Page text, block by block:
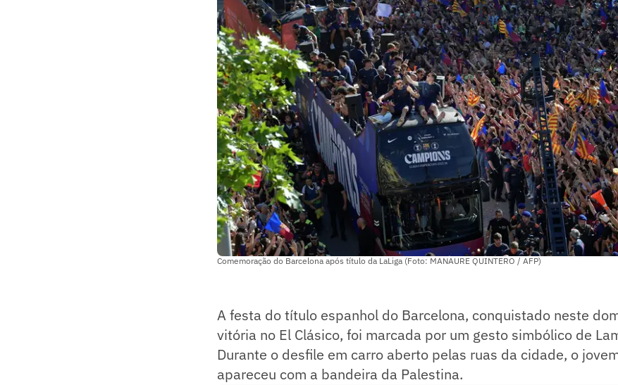
Comemoração do Barcelona após título da LaLiga (Foto: MANAURE QUINTERO / AFP)
A festa do título espanhol do Barcelona, conquistado neste
vitória no El Clásico, foi marcada por um gesto simbólico de
Durante o desfile em carro aberto pelas ruas da cidade, o
apareceu com a bandeira da Palestina.